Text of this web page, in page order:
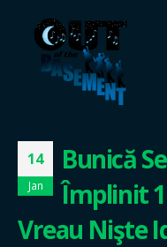
14
Jan
Bunică
Împlinit
Vreau Nişte